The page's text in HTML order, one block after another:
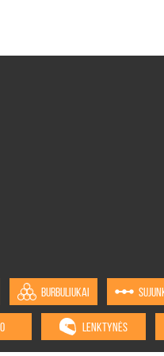
BURBULIUKAI
LENKTYNĖS